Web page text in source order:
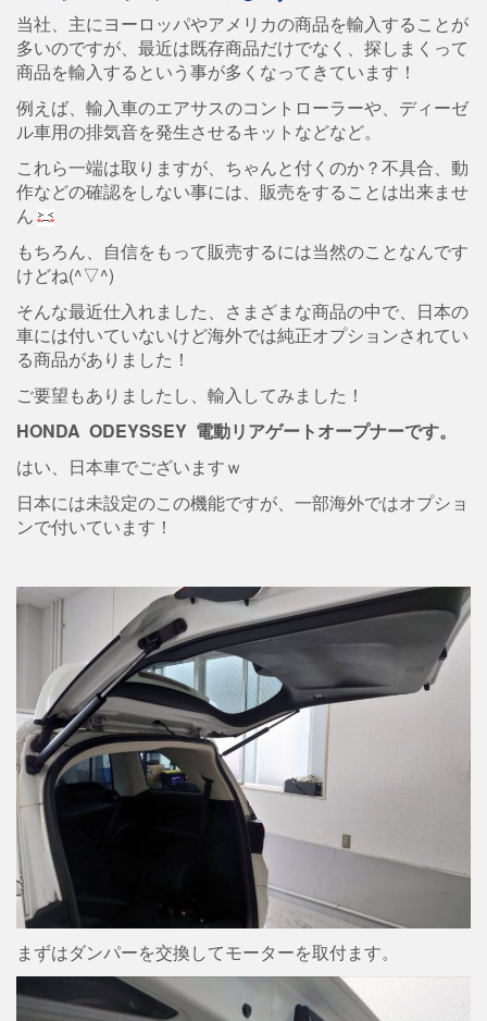
当社、主にヨーロッパやアメリカの商品を輸入することが
多いのですが、最近は既存商品だけでなく、探しまくって
商品を輸入するという事が多くなってきています！
例えば、輸入車のエアサスのコントローラーや、ディーゼ
ル車用の排気音を発生させるキットなどなど。
これら一端は取りますが、ちゃんと付くのか？不具合、動
作などの確認をしない事には、販売をすることは出来ませ
ん
もちろん、自信をもって販売するには当然のことなんです
けどね(^▽^)
そんな最近仕入れました、さまざまな商品の中で、日本の
車には付いていないけど海外では純正オプションされてい
る商品がありました！
ご要望もありましたし、輸入してみました！
HONDA ODEYSSEY 電動リアゲートオープナーです。
はい、日本車でございますｗ
日本には未設定のこの機能ですが、一部海外ではオプショ
ンで付いています！
まずはダンパーを交換してモーターを取付ます。